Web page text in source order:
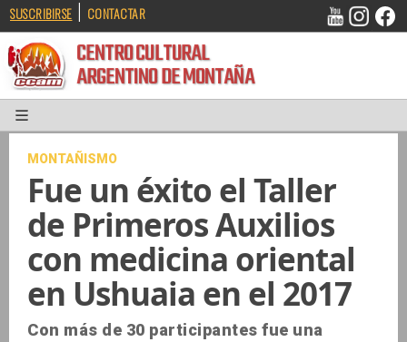
SUSCRIBIRSE | CONTACTAR
CENTRO CULTURAL
ARGENTINO DE MONTAÑA
MONTAÑISMO
Fue un éxito el Taller
de Primeros Auxilios
con medicina oriental
en Ushuaia en el 2017
Con más de 30 participantes fue una